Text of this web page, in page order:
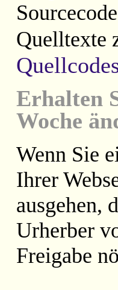
Quelltexte
Erhalten
Woche
Wenn Sie
Ihrer
ausgehen,
Urherber
Freigabe